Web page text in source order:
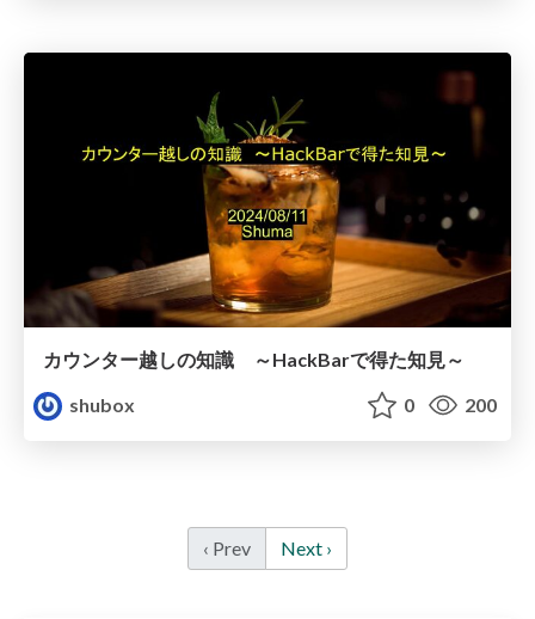
カウンター越しの知識 ～HackBarで得た知見～
shubox
0 200
‹ Prev Next ›